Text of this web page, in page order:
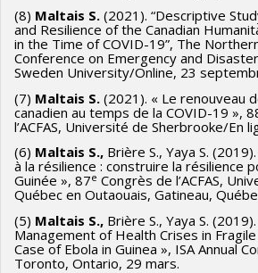
(8) Maltais S. (2021). “Descriptive
and Resilience of the Canadian
in the Time of COVID-19”, The
Conference on Emergency and
Sweden University/Online, 23
(7) Maltais S. (2021). « Le renouveau
canadien au temps de la COVID-19 »,
l’ACFAS, Université de Sherbrooke/En
(6) Maltais S., Brière S., Yaya S.
à la résilience : construire la résilience
Guinée », 87e Congrès de l’ACFAS,
Québec en Outaouais, Gatineau,
(5) Maltais S., Brière S., Yaya S.
Management of Health Crises in
Case of Ebola in Guinea », ISA Annual
Toronto, Ontario, 29 mars.